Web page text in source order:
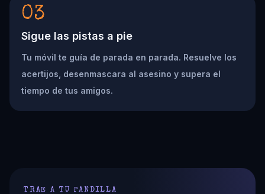
03
Sigue las pistas a pie
Tu móvil te guía de parada en parada. Resuelve los
acertijos, desenmascara al asesino y supera el
tiempo de tus amigos.
TRAE A TU PANDILLA